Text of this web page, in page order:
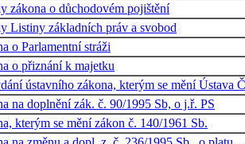
zákona o důchodovém pojištění
Listiny základních práv a svobod
o Parlamentní stráži
o přiznání k majetku
ústavního zákona, kterým se mění Ústava
na doplnění zák. č. 90/1995 Sb, o j.ř. PS
kterým se mění zákon č. 140/1961 Sb.